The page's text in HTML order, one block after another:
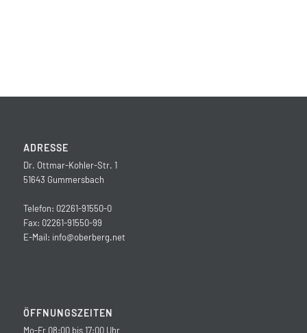
ADRESSE
Dr. Ottmar-Kohler-Str. 1
51643 Gummersbach
Telefon: 02261-91550-0
Fax: 02261-91550-99
E-Mail: info@oberberg.net
ÖFFNUNGSZEITEN
Mo-Fr 08:00 bis 17:00 Uhr